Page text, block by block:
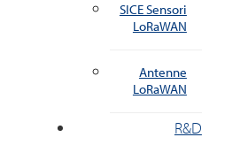
SICE Sensori
LoRaWAN
Antenne
LoRaWAN
R&D